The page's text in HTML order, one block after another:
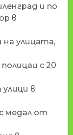
и по
в
на улицата,
с 20
в
медал от